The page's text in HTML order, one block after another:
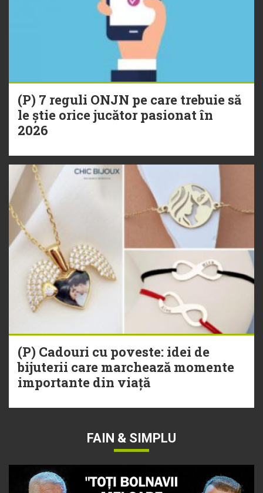
(P) 7 reguli ONJN pe care trebuie să
le știe orice jucător pasionat în
2026
(P) Cadouri cu poveste: idei de
bijuterii care marchează momente
importante din viață
FAIN & SIMPLU